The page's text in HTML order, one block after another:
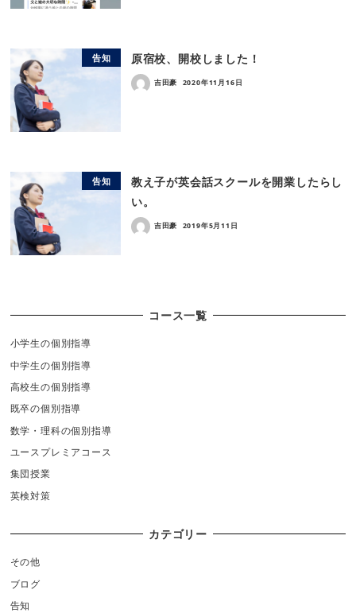
告知 原宿校、開校しました！
吉田豪 2020年11月16日
告知
教え子が英会話スクールを開業したらし
い。
吉田豪 2019年5月11日
コース一覧
小学生の個別指導
中学生の個別指導
高校生の個別指導
既卒の個別指導
数学・理科の個別指導
ユースプレミアコース
集団授業
英検対策
カテゴリー
その他
ブログ
告知